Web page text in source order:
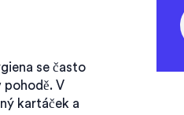
se často
pohodě. V
kartáček a